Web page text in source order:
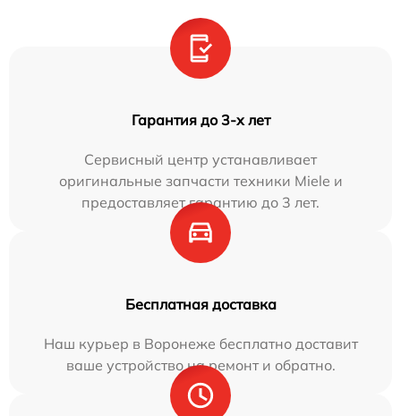
Гарантия до 3-х лет
Сервисный центр устанавливает
оригинальные запчасти техники Miele и
предоставляет гарантию до 3 лет.
Бесплатная доставка
Наш курьер в Воронеже бесплатно доставит
ваше устройство на ремонт и обратно.